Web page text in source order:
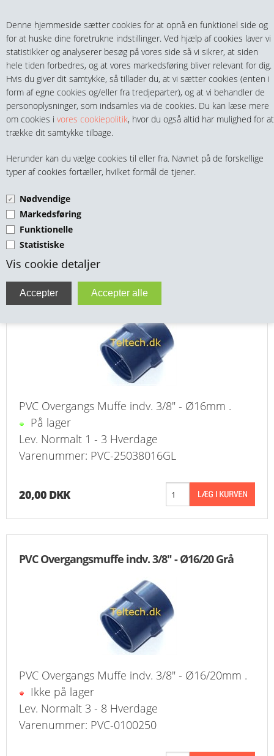
Denne hjemmeside sætter cookies for at opnå en funktionel side og
for at huske dine foretrukne indstillinger. Ved hjælp af cookies laver vi
statistikker og analyserer besøg på vores side så vi sikrer, at siden
hele tiden forbedres, og at vores markedsføring bliver relevant for dig.
Hvis du giver dit samtykke, så tillader du, at vi sætter cookies (enten i
form af egne cookies og/eller fra tredjeparter), og at vi behandler de
personoplysninger, som indsamles via de cookies. Du kan læse mere
om cookies i vores cookiepolitik, hvor du også altid har mulighed for at
trække dit samtykke tilbage.
Herunder kan du vælge cookies til eller fra. Navnet på de forskellige
typer af cookies fortæller, hvilket formål de tjener.
Nødvendige
Markedsføring
Funktionelle
Statistiske
Vis cookie detaljer
Teltech.dk 0 vare(r) i kurven
0,00 DKK
MENU
HANER & VENTILER
SLANGER, KOBLINGER & TILBEHØR
RØR & TILBEHØR
TEKNIK & AUTOMATIK
VA FITTINGS & VENTILER
ENTREPENØRARBEJDE- & UDSTYR
BEFÆSTIGELSE
BESPÆNDING, GUMMIDELE M.M.
MATERIEL HÅNDTERING
FORSIDE
KURV
PROFIL
VILKÅR
LIGE OVERGANGSMUFFE
INDV. GEVIND/LIM GRÅ
PVC
PVC Overgangsmuffe indv. 3/8" - Ø16 Grå
PVC Overgangs Muffe indv. 3/8" - Ø16mm .
På lager
Lev. Normalt 1 - 3 Hverdage
Varenummer: PVC-25038016GL
20,00 DKK
PVC Overgangsmuffe indv. 3/8" - Ø16/20 Grå
PVC Overgangs Muffe indv. 3/8" - Ø16/20mm .
Ikke på lager
Lev. Normalt 3 - 8 Hverdage
Varenummer: PVC-0100250